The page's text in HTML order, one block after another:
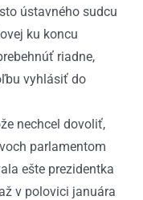
ústavného sudcu
ku koncu
riadne,
vyhlásiť do
nechcel dovoliť,
parlamentom
ešte prezidentka
v polovici januára